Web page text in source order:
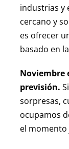
industrias y
cercano y
es ofrecer
basado en
Noviembre
previsión.
sorpresas,
ocupamos
el momento